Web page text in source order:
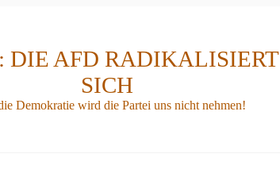
DIE AFD RADIKALISIERT
SICH
Demokratie wird die Partei uns nicht nehmen!